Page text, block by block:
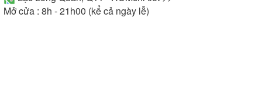
Mở cửa : 8h - 21h00 (kể cả ngày lễ)